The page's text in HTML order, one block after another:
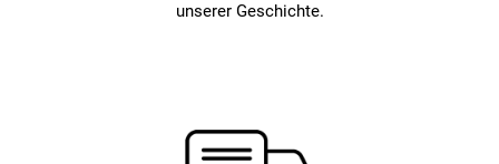
unserer Geschichte.